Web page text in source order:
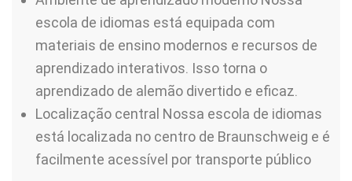
escola de idiomas está equipada com
materiais de ensino modernos e recursos de
aprendizado interativos. Isso torna o
aprendizado de alemão divertido e eficaz.
Localização central Nossa escola de idiomas
está localizada no centro de Braunschweig e é
facilmente acessível por transporte público